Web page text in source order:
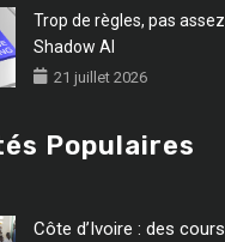
Trop de règles, pas
Shadow AI
21 juillet 2026
Populaires
Côte d’Ivoire : des